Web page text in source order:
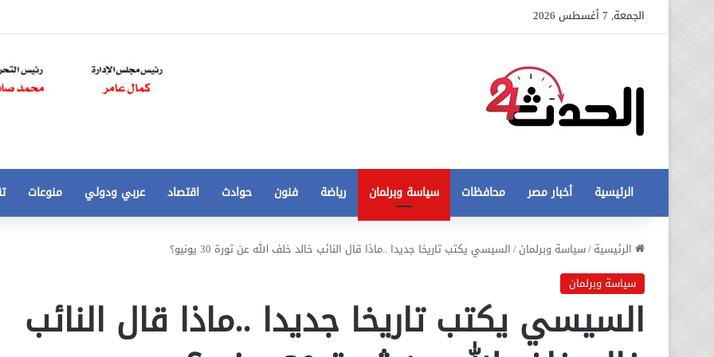
الجمعة, 7 أغسطس 2026
الرئيسية أخبار مصر محافظات سياسة وبرلمان رياضة فنون حوادث اقتصاد عربي ودولي منوعات
الرئيسية/سياسة وبرلمان/السيسي يكتب تاريخا جديدا ..ماذا قال النائب خالد خلف الله عن ثورة 30 يونيو؟
سياسة وبرلمان
السيسي يكتب تاريخا جديدا ..ماذا قال النائب
عاجل
أزمة
مخالفات
البناءعاجل تطورات جديدة في أزمة مخالفات
تخفيض
الي
تخفيض سعر المتر من 250 الي 50 جنيها